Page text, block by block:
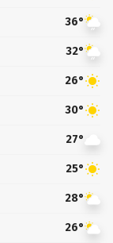
36°
32°
26°
30°
27°
25°
28°
26°